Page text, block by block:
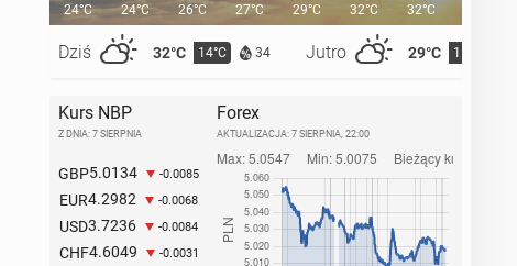
24°C
Dziś 32°C 14°C 34 Jutro 29°C 15°C
24°C 26°C 27°C 29°C 32°C 32°C
Kurs NBP
Z DNIA: 7 SIERPNIA
GBP5.0134 -0.0085
EUR4.2982 -0.0068
USD3.7236 -0.0084
CHF4.6049 -0.0031
Forex
AKTUALIZACJA: 7 SIERPNIA, 22:00